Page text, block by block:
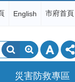
English 市府首頁
搜
尋
災害防救專區